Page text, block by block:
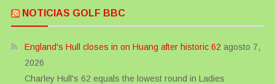
NOTICIAS GOLF BBC
England's Hull closes in on Huang after historic 62 agosto 7,
2026
Charley Hull's 62 equals the lowest round in Ladies